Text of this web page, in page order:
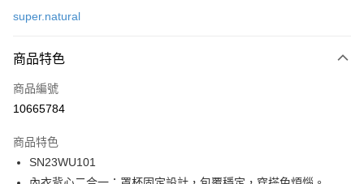
Apple Pay
街口支付
ATM付款
super.natural
商品特色
商品編號
10665784
商品特色
SN23WU101